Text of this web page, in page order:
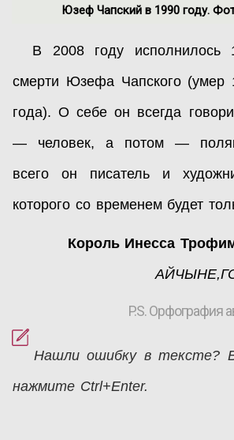
Юзеф Чапский в 1990 году.
В 2008 году
смерти Юзефа Чапского (умер
года). О себе он всегда
— человек, а потом —
всего он писатель и
которого со временем будет
Король Инесса
P.S. Орфография
Нашли ошибку в тексте?
нажмите Ctrl+Enter.